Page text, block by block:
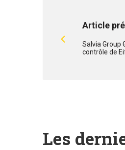
Article
Salvia Group
contrôle de
Les